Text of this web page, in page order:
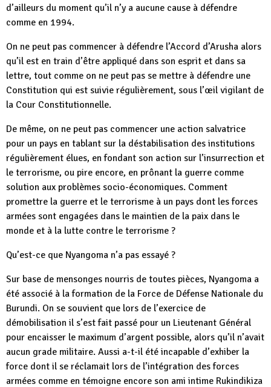
d’ailleurs du moment qu’il n’y a aucune cause à défendre
comme en 1994.
On ne peut pas commencer à défendre l’Accord d’Arusha alors
qu’il est en train d’être appliqué dans son esprit et dans sa
lettre, tout comme on ne peut pas se mettre à défendre une
Constitution qui est suivie régulièrement, sous l’œil vigilant de
la Cour Constitutionnelle.
De même, on ne peut pas commencer une action salvatrice
pour un pays en tablant sur la déstabilisation des institutions
régulièrement élues, en fondant son action sur l’insurrection et
le terrorisme, ou pire encore, en prônant la guerre comme
solution aux problèmes socio-économiques. Comment
promettre la guerre et le terrorisme à un pays dont les forces
armées sont engagées dans le maintien de la paix dans le
monde et à la lutte contre le terrorisme ?
Qu’est-ce que Nyangoma n’a pas essayé ?
Sur base de mensonges nourris de toutes pièces, Nyangoma a
été associé à la formation de la Force de Défense Nationale du
Burundi. On se souvient que lors de l’exercice de
démobilisation il s’est fait passé pour un Lieutenant Général
pour encaisser le maximum d’argent possible, alors qu’il n’avait
aucun grade militaire. Aussi a-t-il été incapable d’exhiber la
force dont il se réclamait lors de l’intégration des forces
armées comme en témoigne encore son ami intime Rukindikiza